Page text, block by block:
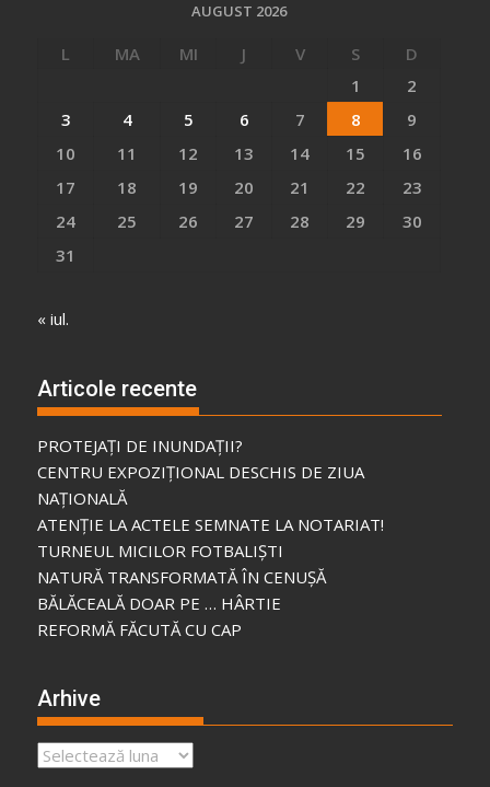
AUGUST 2026
L MA MI J V S
D
1
2
3
4 5 6 7 8
9
10
11 12 13 14 15
16
17
18 19 20 21 22
23
24
25 26 27 28 29
30
31
« iul.
Articole recente
PROTEJAȚI DE INUNDAȚII?
CENTRU EXPOZIȚIONAL DESCHIS DE ZIUA
NAȚIONALĂ
ATENȚIE LA ACTELE SEMNATE LA NOTARIAT!
TURNEUL MICILOR FOTBALIȘTI
NATURĂ TRANSFORMATĂ ÎN CENUȘĂ
BĂLĂCEALĂ DOAR PE … HÂRTIE
REFORMĂ FĂCUTĂ CU CAP
Arhive
Arhive